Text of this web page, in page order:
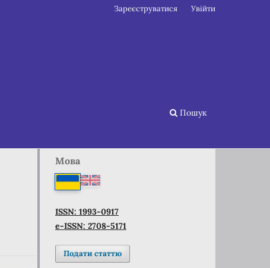
Пошук
Зареєструватися Увійти
Мова
ISSN: 1993-0917
e-ISSN: 2708-5171
Подати статтю